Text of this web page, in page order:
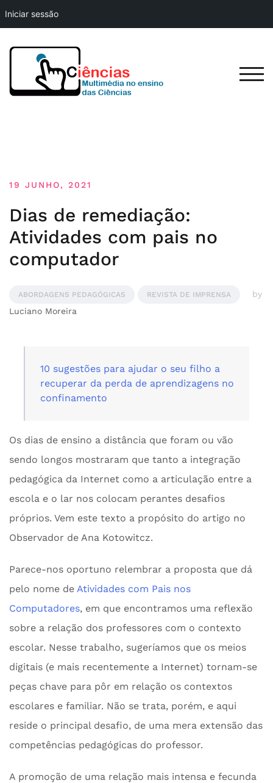
Iniciar sessão
to
content
19 JUNHO, 2021
Dias de remediação:
Atividades com pais no
computador
ABORDAGENS PEDAGÓGICAS REVISTA DE IMPRENSA
by
Luciano Moreira
10 sugestões para ajudar o seu filho a
recuperar da perda de aprendizagens no
confinamento
Os dias de ensino a distância que foram ou vão
sendo longos mostraram que tanto a integração
pedagógica da Internet como a articulação entre a
escola e o lar nos colocam perantes desafios
próprios. Vem este texto a propósito do artigo no
Observador de Ana Kotowitcz.
Parece-nos oportuno relembrar a proposta que dá
pelo nome de Atividades com Pais nos
Computadores, em que encontramos uma reflexão
sobre a relação dos professores com o contexto
escolar. Nesse trabalho, sugeríamos que os meios
digitais (e mais recentemente a Internet) tornam-se
peças chave para pôr em relação os contextos
escolares e familiar. Não se trata, porém, e aqui
reside o principal desafio, de uma mera extensão das
competências pedagógicas do professor.
A promoção de uma relação mais intensa e fecunda